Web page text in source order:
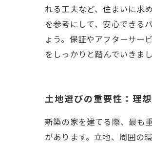
れる工夫など、住まいに求
を参考にして、安心できる
ょう。保証やアフターサー
をしっかりと踏んでいきまし
土地選びの重要性：理
新築の家を建てる際、最も
があります。立地、周囲の